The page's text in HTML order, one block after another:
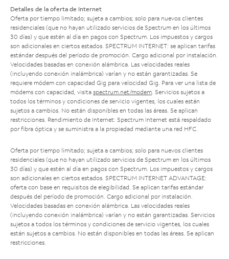
Detalles de la oferta de Internet
Oferta por tiempo limitado; sujeta a cambios; solo para nuevos clientes
residenciales (que no hayan utilizado servicios de Spectrum en los últimos
30 días) y que estén al día en pagos con Spectrum. Los impuestos y cargos
son adicionales en ciertos estados. SPECTRUM INTERNET: se aplican tarifas
estándar después del período de promoción. Cargo adicional por instalación.
Velocidades basadas en conexión alámbrica. Las velocidades reales
(incluyendo conexión inalámbrica) varían y no están garantizadas. Se
requiere módem con capacidad Gig para velocidad Gig. Para ver una lista de
módems con capacidad, visita spectrum.net/modem . Servicios sujetos a
todos los términos y condiciones de servicio vigentes, los cuales están
sujetos a cambios. No están disponibles en todas las áreas. Se aplican
restricciones. Rendimiento de Internet: Spectrum Internet está respaldado
por fibra óptica y se suministra a la propiedad mediante una red HFC.
Oferta por tiempo limitado; sujeta a cambios; solo para nuevos clientes
residenciales (que no hayan utilizado servicios de Spectrum en los últimos
30 días) y que estén al día en pagos con Spectrum. Los impuestos y cargos
son adicionales en ciertos estados. SPECTRUM INTERNET ADVANTAGE:
oferta con base en requisitos de elegibilidad. Se aplican tarifas estándar
después del período de promoción. Cargo adicional por instalación.
Velocidades basadas en conexión alámbrica. Las velocidades reales
(incluyendo conexión inalámbrica) varían y no están garantizadas. Servicios
sujetos a todos los términos y condiciones de servicio vigentes, los cuales
están sujetos a cambios. No están disponibles en todas las áreas. Se aplican
restricciones.